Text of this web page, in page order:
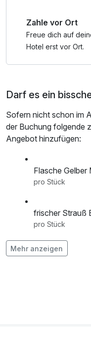
*Führung &
Di, Do & Sa 10 Uhr, Mi
Bahnhofstraße 25,
Mo-Sa 10-17 Uhr,
*Führung &
Auersbach 26, 8330
Mo-Sa 9-18 Uhr, Sept.
Voranmeldung
Zahle vor Ort
Freue dich auf
Hotel erst vor Ort.
Darf es ein
Sofern nicht schon im
der Buchung folgende
Angebot hinzufügen:
Flasche Gelber
pro Stück
frischer Strauß
pro Stück
Romantisch
Mehr anzeigen